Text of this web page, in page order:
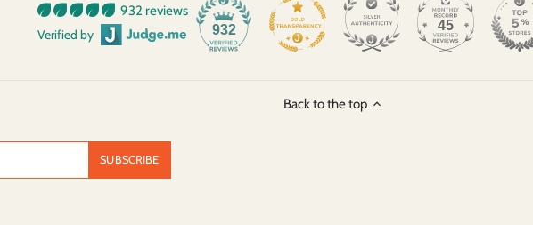
932 reviews
Verified by
932 45
Back to the top